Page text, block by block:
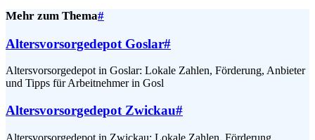
Mehr zum Thema#
Altersvorsorgedepot Goslar#
Altersvorsorgedepot in Goslar: Lokale Zahlen, Förderung, Anbieter
und Tipps für Arbeitnehmer in Gosl
Altersvorsorgedepot Zwickau#
Altersvorsorgedepot in Zwickau: Lokale Zahlen, Förderung,